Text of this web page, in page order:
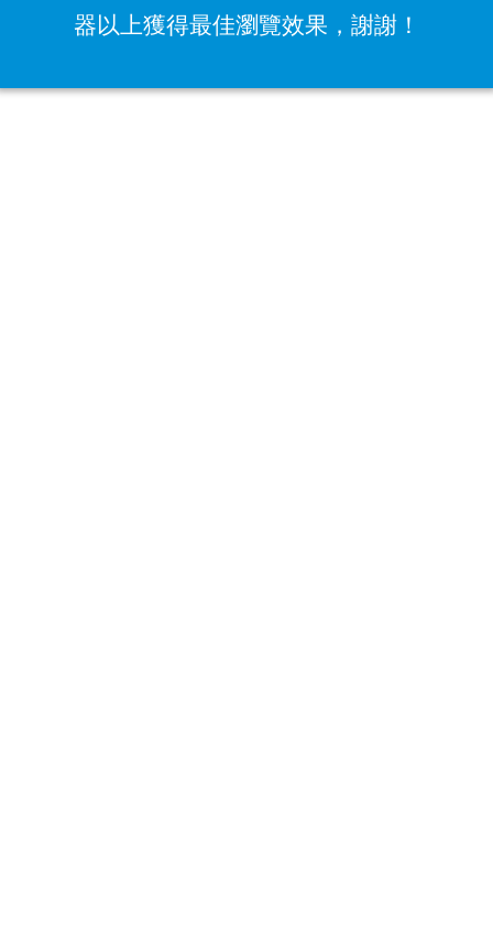
器以上獲得最佳瀏覽效果，謝謝！